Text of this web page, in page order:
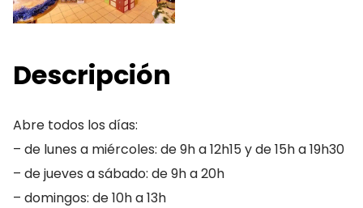
Descripción
Abre todos los días:
– de lunes a miércoles: de 9h a 12h15 y de 15h a 19h30
– de jueves a sábado: de 9h a 20h
– domingos: de 10h a 13h